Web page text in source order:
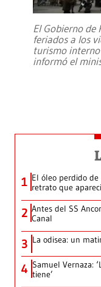
El Gobierno de
feriados a los
turismo
informó el
1 El óleo perdido
retrato que
2 Antes del SS
Canal
3 La odisea: un
4 Samuel Vernaza:
tiene’